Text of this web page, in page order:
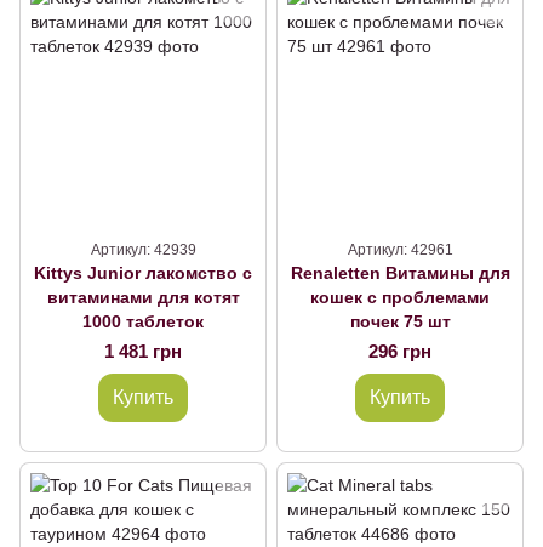
Артикул: 42939
Kittys Junior лакомство с
витаминами для котят
1000 таблеток
1 481 грн
Купить
Артикул: 42961
Renaletten Витамины для
кошек с проблемами
почек 75 шт
296 грн
Купить